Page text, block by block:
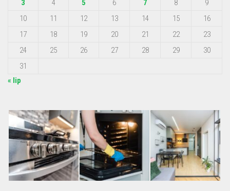
3
4 5 6 7 8
9
10
11 12 13 14 15
16
17
18 19 20 21 22
23
24
25 26 27 28 29
30
31
« lip